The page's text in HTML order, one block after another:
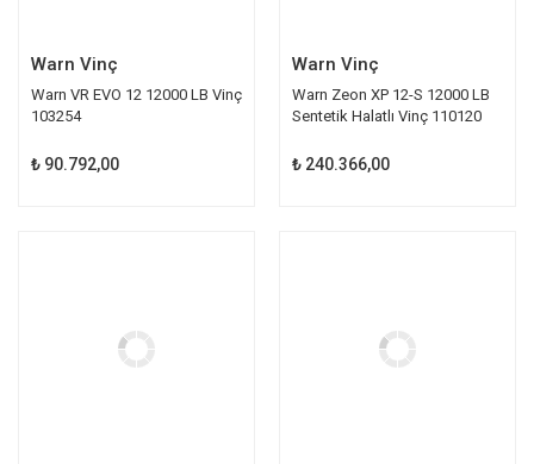
Warn Vinç
Warn VR EVO 12 12000 LB Vinç
103254
₺ 90.792,00
Warn Vinç
Warn Zeon XP 12-S 12000 LB
Sentetik Halatlı Vinç 110120
₺ 240.366,00